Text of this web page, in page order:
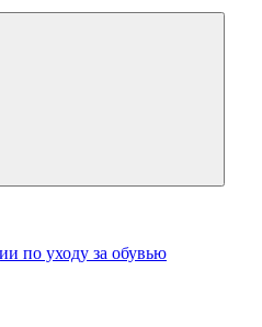
по уходу за обувью